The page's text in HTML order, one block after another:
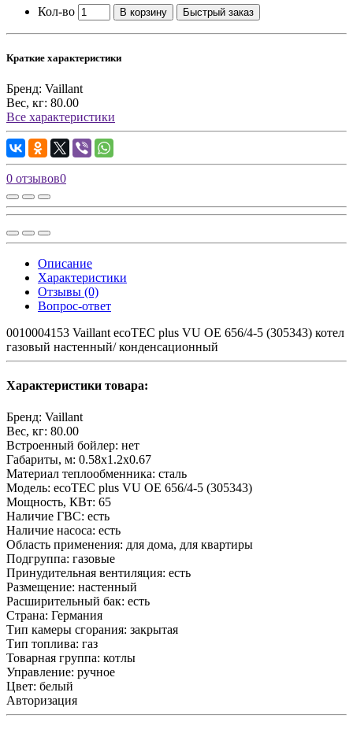
Кол-во В корзину Быстрый заказ
Краткие характеристики
Бренд: Vaillant
Вес, кг: 80.00
Все характеристики
0 отзывов0
Описание
Характеристики
Отзывы (0)
Вопрос-ответ
0010004153 Vaillant ecoTEC plus VU OE 656/4-5 (305343) котел
газовый настенный/ конденсационный
Характеристики товара:
Бренд: Vaillant
Вес, кг: 80.00
Встроенный бойлер: нет
Габариты, м: 0.58x1.2x0.67
Материал теплообменника: сталь
Модель: ecoTEC plus VU OE 656/4-5 (305343)
Мощность, КВт: 65
Наличие ГВС: есть
Наличие насоса: есть
Область применения: для дома, для квартиры
Подгруппа: газовые
Принудительная вентиляция: есть
Размещение: настенный
Расширительный бак: есть
Страна: Германия
Тип камеры сгорания: закрытая
Тип топлива: газ
Товарная группа: котлы
Управление: ручное
Цвет: белый
Авторизация